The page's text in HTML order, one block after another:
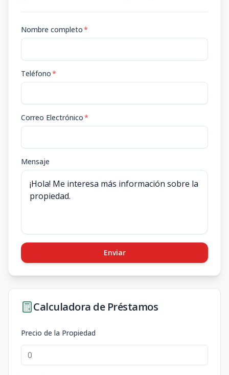
Nombre completo*
Teléfono*
Correo Electrónico*
Mensaje
Enviar
Calculadora de Préstamos
Precio de la Propiedad